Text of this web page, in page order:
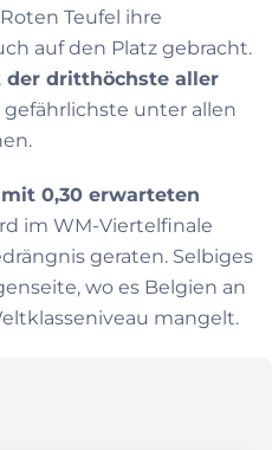
Teufel ihre
auf den Platz gebracht.
der dritthöchste aller
unter allen
0,30 erwarteten
im WM-Viertelfinale
geraten. Selbiges
wo es Belgien an
mangelt.